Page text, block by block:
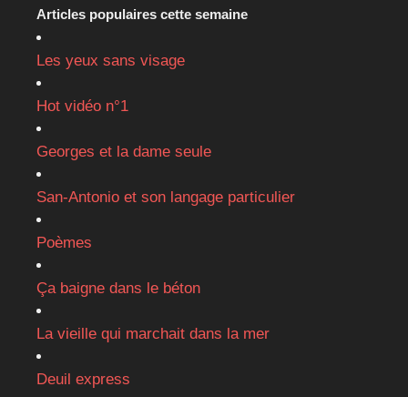
Articles populaires cette semaine
Les yeux sans visage
Hot vidéo n°1
Georges et la dame seule
San-Antonio et son langage particulier
Poèmes
Ça baigne dans le béton
La vieille qui marchait dans la mer
Deuil express